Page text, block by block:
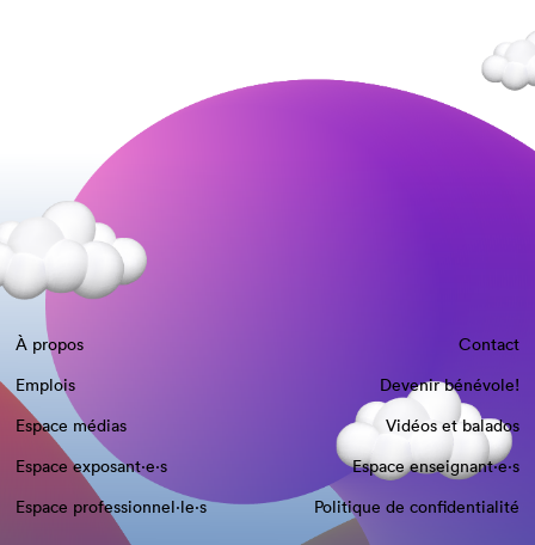
À propos
Contact
Emplois
Devenir bénévole!
Espace médias
Vidéos et balados
Espace exposant·e⋅s
Espace enseignant·e⋅s
Espace professionnel·le⋅s
Politique de confidentialité